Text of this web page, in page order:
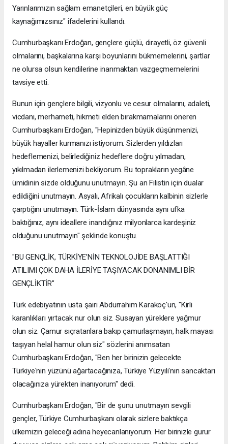
Yarınlarımızın sağlam emanetçileri, en büyük güç
kaynağımızsınız" ifadelerini kullandı.
Cumhurbaşkanı Erdoğan, gençlere güçlü, dirayetli, öz güvenli
olmalarını, başkalarına karşı boyunlarını bükmemelerini, şartlar
ne olursa olsun kendilerine inanmaktan vazgeçmemelerini
tavsiye etti.
Bunun için gençlere bilgili, vizyonlu ve cesur olmalarını, adaleti,
vicdanı, merhameti, hikmeti elden bırakmamalarını öneren
Cumhurbaşkanı Erdoğan, "Hepinizden büyük düşünmenizi,
büyük hayaller kurmanızı istiyorum. Sizlerden yıldızları
hedeflemenizi, belirlediğiniz hedeflere doğru yılmadan,
yıkılmadan ilerlemenizi bekliyorum. Bu toprakların yegâne
ümidinin sizde olduğunu unutmayın. Şu an Filistin için dualar
edildiğini unutmayın. Asyalı, Afrikalı çocukların kalbinin sizlerle
çarptığını unutmayın. Türk-İslam dünyasında aynı ufka
baktığınız, aynı ideallere inandığınız milyonlarca kardeşiniz
olduğunu unutmayın" şeklinde konuştu.
"BU GENÇLİK, TÜRKİYE’NİN TEKNOLOJİDE BAŞLATTIĞI
ATILIMI ÇOK DAHA İLERİYE TAŞIYACAK DONANIMLI BİR
GENÇLİKTİR"
Türk edebiyatının usta şairi Abdurrahim Karakoç'un, "Kirli
karanlıkları yırtacak nur olun siz. Susayan yüreklere yağmur
olun siz. Çamur sıçratanlara bakıp çamurlaşmayın, halk mayası
taşıyan helal hamur olun siz" sözlerini anımsatan
Cumhurbaşkanı Erdoğan, "Ben her birinizin gelecekte
Türkiye'nin yüzünü ağartacağınıza, Türkiye Yüzyılı'nın sancaktarı
olacağınıza yürekten inanıyorum" dedi.
Cumhurbaşkanı Erdoğan, "Bir de şunu unutmayın sevgili
gençler, Türkiye Cumhurbaşkanı olarak sizlere baktıkça
ülkemizin geleceği adına heyecanlanıyorum. Her birinizle gurur